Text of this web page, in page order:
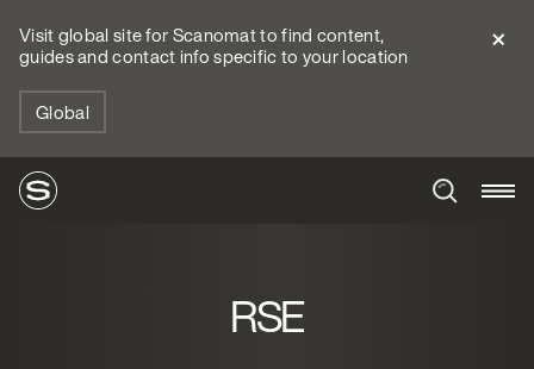
Visit global site for Scanomat to find content,
guides and contact info specific to your location
Global
RSE